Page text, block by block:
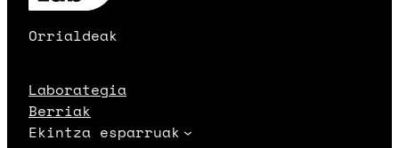
Orrialdeak
Laborategia
Berriak
Ekintza esparruak